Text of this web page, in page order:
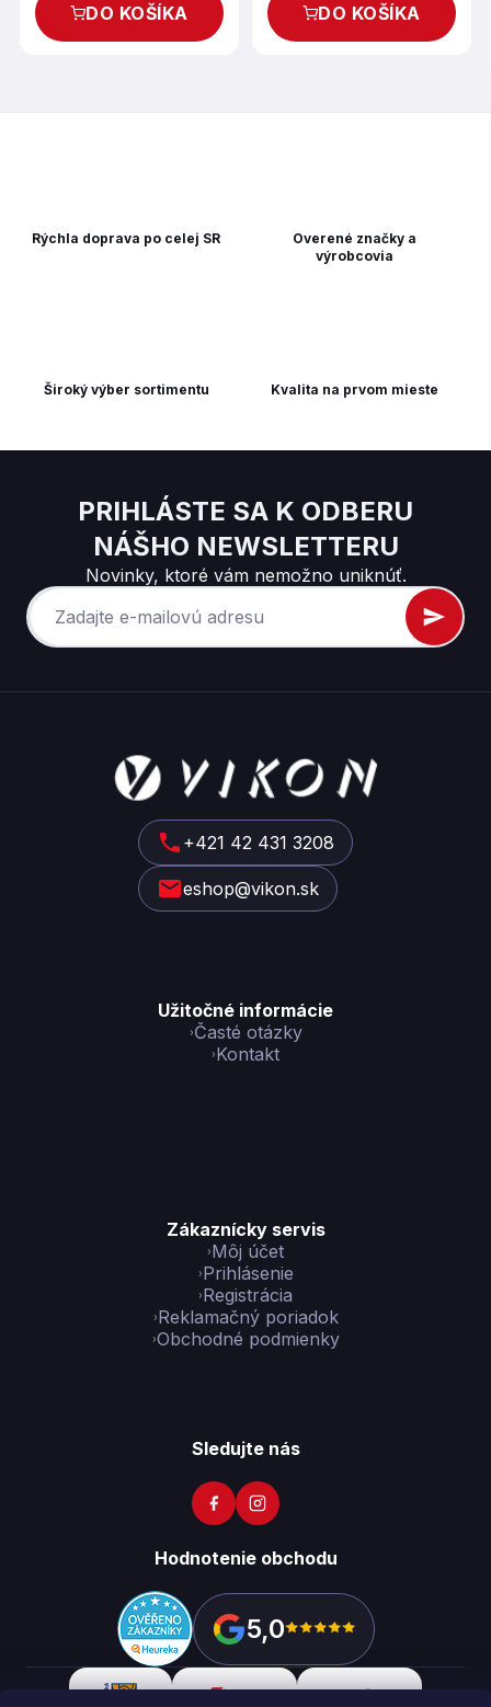
DO KOŠÍKA DO KOŠÍKA
Kvalita na prvom mieste
Overené značky a
výrobcovia
Rýchla doprava po celej SR
Široký výber sortimentu
PRIHLÁSTE SA K ODBERU
NÁŠHO NEWSLETTERU
Novinky, ktoré vám nemožno uniknúť.
+421 42 431 3208
eshop@vikon.sk
Užitočné informácie
Časté otázky
Kontakt
Zákaznícky servis
Môj účet
Prihlásenie
Registrácia
Reklamačný poriadok
Obchodné podmienky
Sledujte nás
Hodnotenie obchodu
5,0